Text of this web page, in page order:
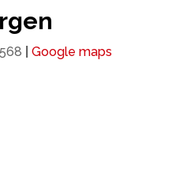
Google maps